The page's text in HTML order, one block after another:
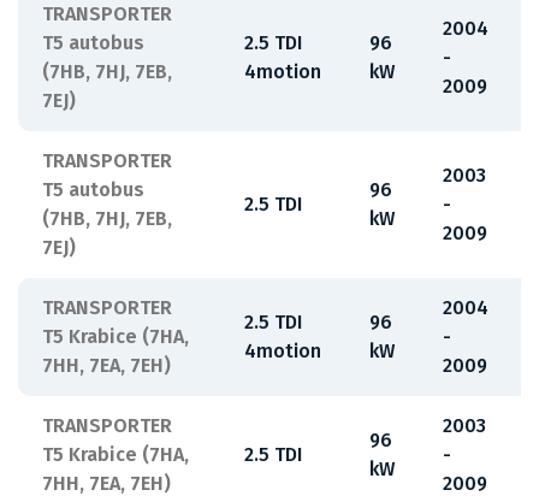
TRANSPORTER
T5 autobus
(7HB, 7HJ, 7EB,
7EJ)
2.5 TDI
4motion
96
kW
2004
-
2009
TRANSPORTER
T5 autobus
(7HB, 7HJ, 7EB,
7EJ)
2.5 TDI
96
kW
2003
-
2009
TRANSPORTER
T5 Krabice (7HA,
7HH, 7EA, 7EH)
2.5 TDI
4motion
96
kW
2004
-
2009
TRANSPORTER
T5 Krabice (7HA,
7HH, 7EA, 7EH)
2.5 TDI
96
kW
2003
-
2009